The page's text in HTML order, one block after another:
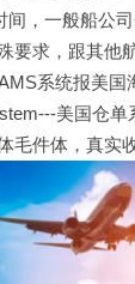
，一般船公
要求，跟其他
系统报美国
美国仓
毛件体，真实